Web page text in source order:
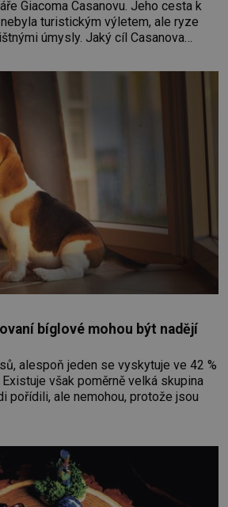
Giacoma Casanovu. Jeho cesta k
turistickým výletem, ale ryze
úmysly. Jaký cíl Casanova
kontaktoval tamní zednářské lóže.
nováčkem, protože do
bíglové mohou být nadějí
alespoň jeden se vyskytuje ve 42 %
však poměrně velká skupina
pořídili, ale nemohou, protože jsou